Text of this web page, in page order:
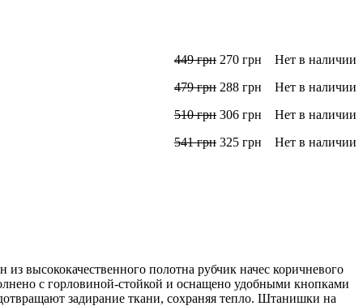
449грн 270 грн
Нет в наличии
479грн 288 грн
Нет в наличии
510грн 306 грн
Нет в наличии
541грн 325 грн Нет в наличии
полотна рубчик начес коричневого
с горловиной-стойкой и оснащено удобными кнопками
задирание ткани, сохраняя тепло. Штанишки на